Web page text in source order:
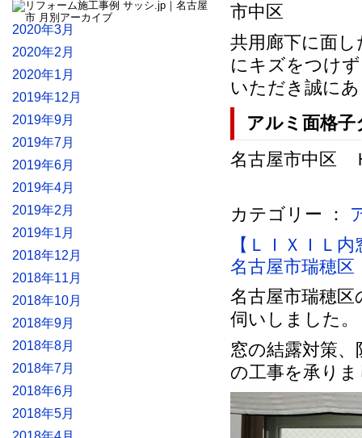
市中区
共用廊下に面
にキズをつけ
いただき誠に
アルミ面格
名古屋市中区
カテゴリー ：
【ＬＩＸＩＬ
名古屋市瑞穂区
名古屋市瑞穂
伺いしました。
窓の結露対策
の工事を承り
2020年3月
2020年2月
2020年1月
2019年12月
2019年9月
2019年7月
2019年6月
2019年4月
2019年2月
2019年1月
2018年12月
2018年11月
2018年10月
2018年9月
2018年8月
2018年7月
2018年6月
2018年5月